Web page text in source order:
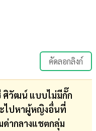
คัดลอกลิงก์
วัฒน์ แบบไม่มีกั๊ก
ะไปหาผู้หญิงอื่นที่
ากลางแชตกลุ่ม